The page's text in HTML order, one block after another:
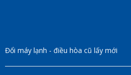
Đổi máy lạnh - điều hòa cũ lấy mới